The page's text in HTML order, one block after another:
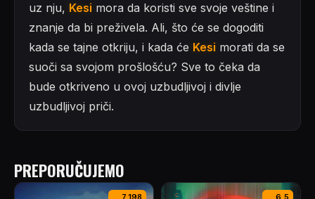
uz nju, Kesi mora da koristi sve svoje veštine i
znanje da bi preživela. Ali, što će se dogoditi
kada se tajne otkriju, i kada će Kesi morati da se
suoči sa svojom prošlošću? Sve to čeka da
bude otkriveno u ovoj uzbudljivoj i divlje
uzbudljivoj priči.
PREPORUČUJEMO